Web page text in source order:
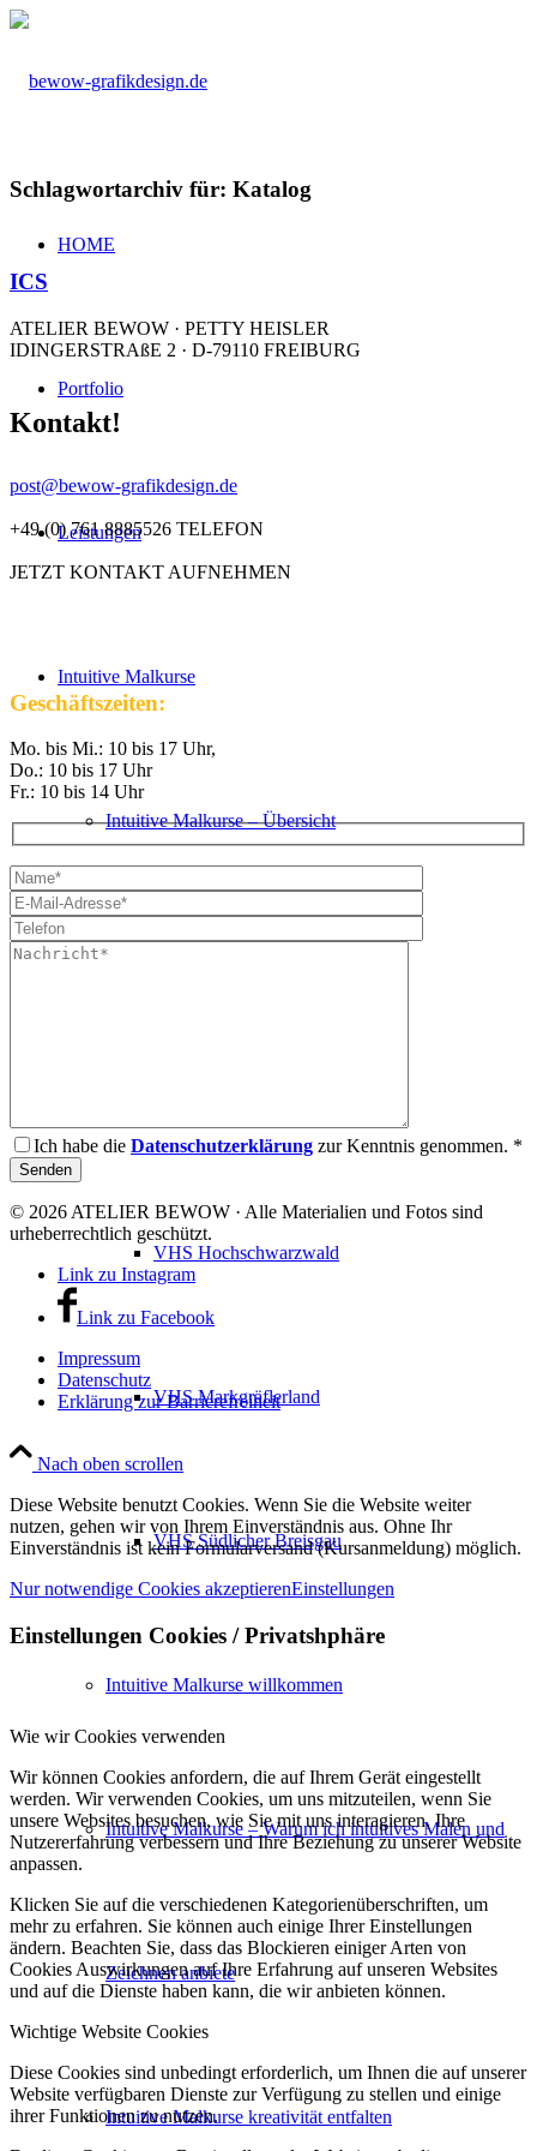
HOME
Portfolio
Leistungen
Intuitive Malkurse
Intuitive Malkurse – Übersicht
VHS Hochschwarzwald
VHS Markgräflerland
VHS Südlicher Breisgau
Intuitive Malkurse willkommen
Intuitive Malkurse – Warum ich intuitives Malen und
Zeichnen anbiete
Intuitive Malkurse kreativität entfalten
Schlagwortarchiv für: Katalog
ICS
ATELIER BEWOW · PETTY HEISLER
IDINGERSTRAßE 2 · D-79110 FREIBURG
Kontakt!
post@bewow-grafikdesign.de
+49 (0) 761 8885526 TELEFON
JETZT KONTAKT AUFNEHMEN
Geschäftszeiten:
Mo. bis Mi.: 10 bis 17 Uhr,
Do.: 10 bis 17 Uhr
Fr.: 10 bis 14 Uhr
Ich habe die Datenschutzerklärung zur Kenntnis genommen. *
© 2026 ATELIER BEWOW · Alle Materialien und Fotos sind
urheberrechtlich geschützt.
Link zu Instagram
Link zu Facebook
Impressum
Datenschutz
Erklärung zur Barrierefreiheit
Nach oben scrollen
Diese Website benutzt Cookies. Wenn Sie die Website weiter
nutzen, gehen wir von Ihrem Einverständnis aus. Ohne Ihr
Einverständnis ist kein Formularversand (Kursanmeldung) möglich.
Nur notwendige Cookies akzeptierenEinstellungen
Einstellungen Cookies / Privatshphäre
Wie wir Cookies verwenden
Wir können Cookies anfordern, die auf Ihrem Gerät eingestellt
werden. Wir verwenden Cookies, um uns mitzuteilen, wenn Sie
unsere Websites besuchen, wie Sie mit uns interagieren, Ihre
Nutzererfahrung verbessern und Ihre Beziehung zu unserer Website
anpassen.
Klicken Sie auf die verschiedenen Kategorienüberschriften, um
mehr zu erfahren. Sie können auch einige Ihrer Einstellungen
ändern. Beachten Sie, dass das Blockieren einiger Arten von
Cookies Auswirkungen auf Ihre Erfahrung auf unseren Websites
und auf die Dienste haben kann, die wir anbieten können.
Wichtige Website Cookies
Diese Cookies sind unbedingt erforderlich, um Ihnen die auf unserer
Website verfügbaren Dienste zur Verfügung zu stellen und einige
ihrer Funktionen zu nutzen.